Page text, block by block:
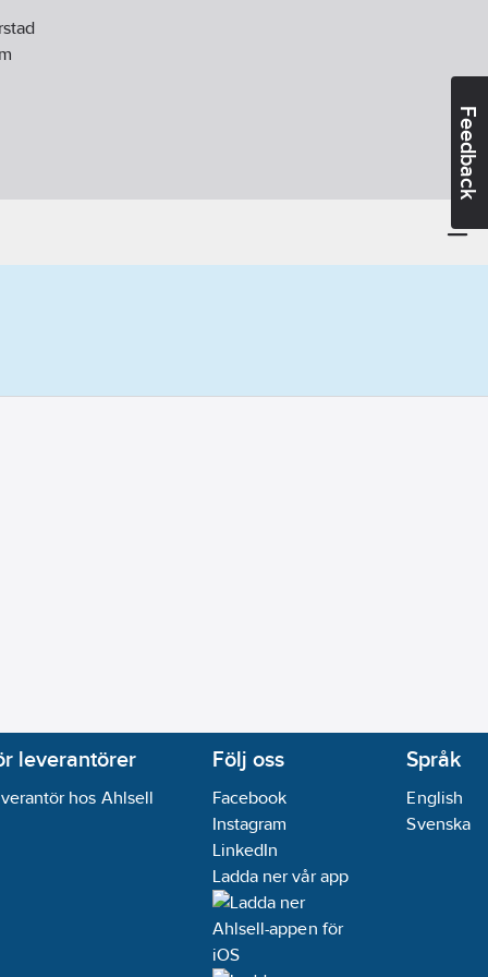
Feedback
leverantörer
hos Ahlsell
Följ oss
Facebook
Instagram
LinkedIn
Ladda ner vår app
Språk
English
Svenska